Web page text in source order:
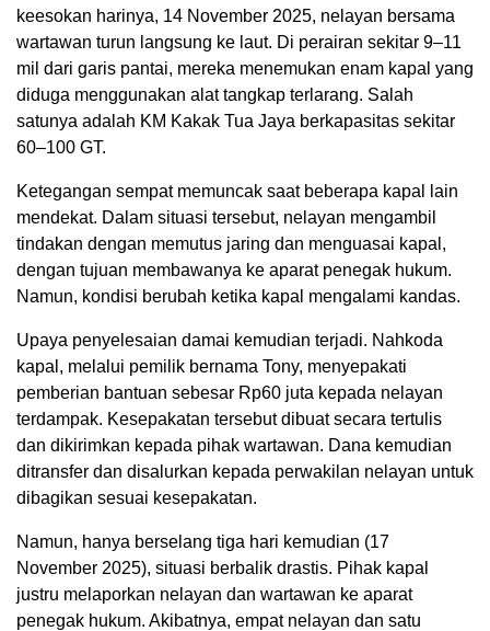
keesokan harinya, 14 November 2025, nelayan bersama
wartawan turun langsung ke laut. Di perairan sekitar 9–11
mil dari garis pantai, mereka menemukan enam kapal yang
diduga menggunakan alat tangkap terlarang. Salah
satunya adalah KM Kakak Tua Jaya berkapasitas sekitar
60–100 GT.
Ketegangan sempat memuncak saat beberapa kapal lain
mendekat. Dalam situasi tersebut, nelayan mengambil
tindakan dengan memutus jaring dan menguasai kapal,
dengan tujuan membawanya ke aparat penegak hukum.
Namun, kondisi berubah ketika kapal mengalami kandas.
Upaya penyelesaian damai kemudian terjadi. Nahkoda
kapal, melalui pemilik bernama Tony, menyepakati
pemberian bantuan sebesar Rp60 juta kepada nelayan
terdampak. Kesepakatan tersebut dibuat secara tertulis
dan dikirimkan kepada pihak wartawan. Dana kemudian
ditransfer dan disalurkan kepada perwakilan nelayan untuk
dibagikan sesuai kesepakatan.
Namun, hanya berselang tiga hari kemudian (17
November 2025), situasi berbalik drastis. Pihak kapal
justru melaporkan nelayan dan wartawan ke aparat
penegak hukum. Akibatnya, empat nelayan dan satu